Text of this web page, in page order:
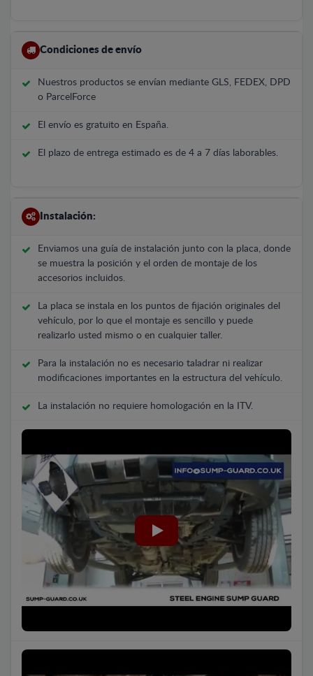
Condiciones de envío
Nuestros productos se envían mediante GLS, FEDEX, DPD
o ParcelForce
El envío es gratuito en España.
El plazo de entrega estimado es de 4 a 7 días laborables.
Instalación:
Enviamos una guía de instalación junto con la placa, donde
se muestra la posición y el orden de montaje de los
accesorios incluidos.
La placa se instala en los puntos de fijación originales del
vehículo, por lo que el montaje es sencillo y puede
realizarlo usted mismo o en cualquier taller.
Para la instalación no es necesario taladrar ni realizar
modificaciones importantes en la estructura del vehículo.
La instalación no requiere homologación en la ITV.